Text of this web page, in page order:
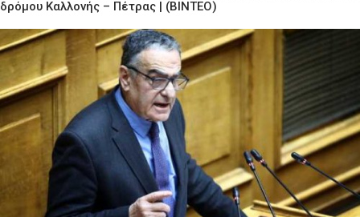
δρόμου Καλλονής – Πέτρας | (ΒΙΝΤΕΟ)